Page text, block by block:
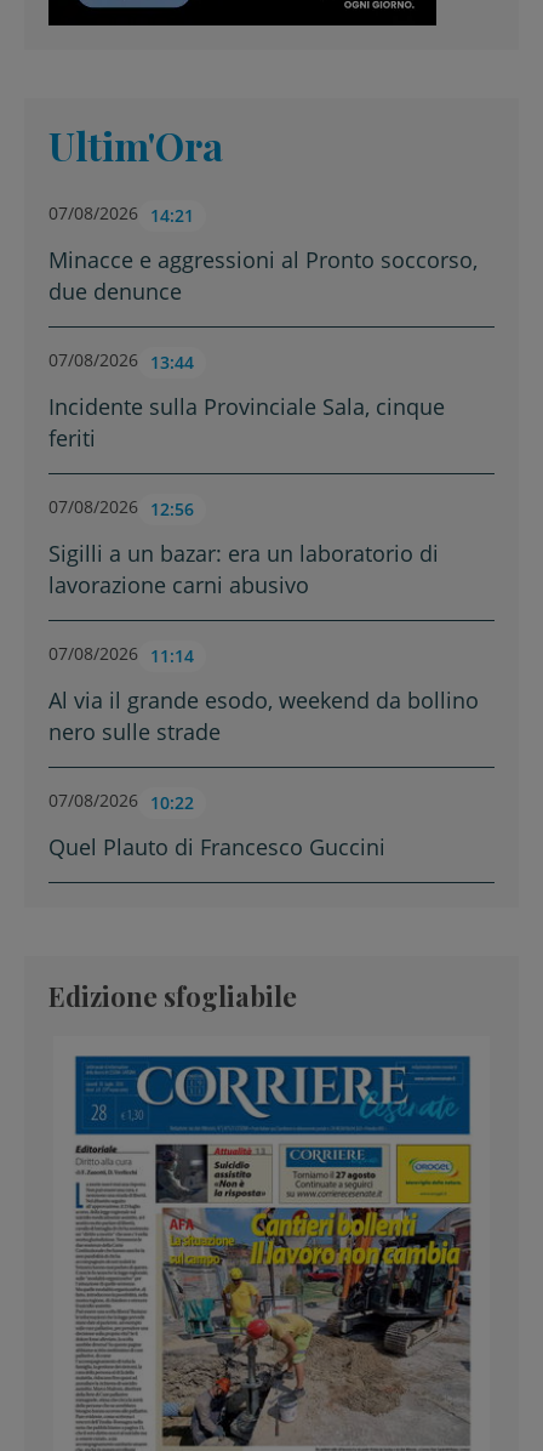
Ultim'Ora
07/08/2026 14:21
Minacce e aggressioni al Pronto soccorso,
due denunce
07/08/2026 13:44
Incidente sulla Provinciale Sala, cinque
feriti
07/08/2026 12:56
Sigilli a un bazar: era un laboratorio di
lavorazione carni abusivo
07/08/2026 11:14
Al via il grande esodo, weekend da bollino
nero sulle strade
07/08/2026 10:22
Quel Plauto di Francesco Guccini
Edizione sfogliabile